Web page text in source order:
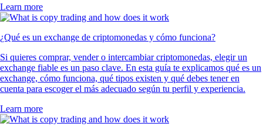
Learn more
¿Qué es un exchange de criptomonedas y cómo funciona?
Si quieres comprar, vender o intercambiar criptomonedas, elegir un
exchange fiable es un paso clave. En esta guía te explicamos qué es un
exchange, cómo funciona, qué tipos existen y qué debes tener en
cuenta para escoger el más adecuado según tu perfil y experiencia.
Learn more